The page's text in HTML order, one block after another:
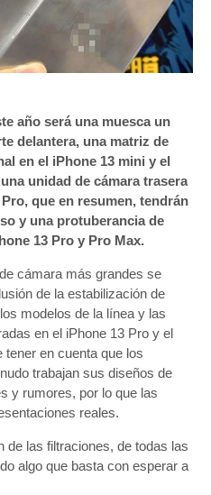
año será una muesca un
delantera, una matriz de
en el ‌iPhone 13‌ mini y el
unidad de cámara trasera
que en resumen, tendrán
y una protuberancia de
13 Pro y Pro Max.
cámara más grandes se
de la estabilización de
modelos de la línea y las
en el ‌iPhone 13‌ Pro y el
en cuenta que los
trabajan sus diseños de
y rumores, por lo que las
reales.
de las filtraciones, de todas las
algo que basta con esperar a